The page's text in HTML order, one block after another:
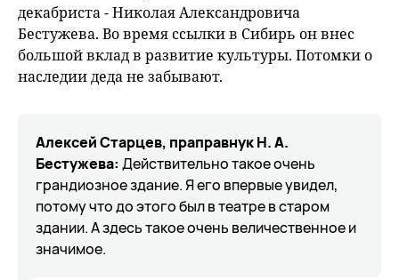
декабриста - Николая Александровича
Бестужева. Во время ссылки в Сибирь он внес
большой вклад в развитие культуры. Потомки о
наследии деда не забывают.
Алексей Старцев, праправнук Н. А.
Бестужева: Действительно такое очень
грандиозное здание. Я его впервые увидел,
потому что до этого был в театре в старом
здании. А здесь такое очень величественное и
значимое.